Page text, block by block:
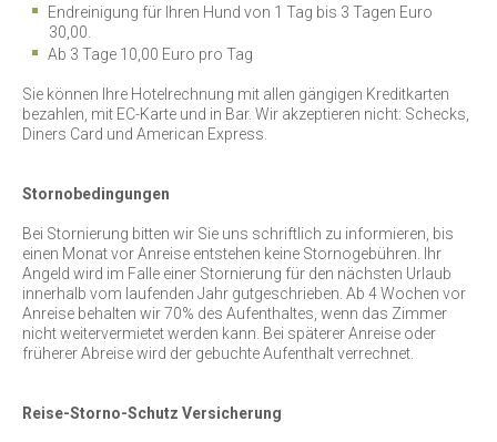
Anfragen
Endreinigung für Ihren Hund von 1 Tag bis 3 Tagen Euro
30,00.
Ab 3 Tage 10,00 Euro pro Tag
Sie können Ihre Hotelrechnung mit allen gängigen Kreditkarten
bezahlen, mit EC-Karte und in Bar. Wir akzeptieren nicht: Schecks,
Diners Card und American Express.
Stornobedingungen
Bei Stornierung bitten wir Sie uns schriftlich zu informieren, bis
einen Monat vor Anreise entstehen keine Stornogebühren. Ihr
Angeld wird im Falle einer Stornierung für den nächsten Urlaub
innerhalb vom laufenden Jahr gutgeschrieben. Ab 4 Wochen vor
Anreise behalten wir 70% des Aufenthaltes, wenn das Zimmer
nicht weitervermietet werden kann. Bei späterer Anreise oder
früherer Abreise wird der gebuchte Aufenthalt verrechnet.
Reise-Storno-Schutz Versicherung